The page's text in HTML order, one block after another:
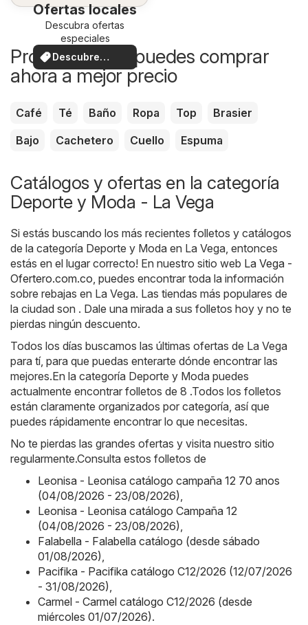
Ofertas locales
Descubra ofertas
especiales
Descubre
ofertas
Productos que puedes comprar
ahora a mejor precio
Café Té Baño Ropa Top
Brasier
Bajo
Cachetero Cuello Espuma
Catálogos y ofertas en la categoría
Deporte y Moda - La Vega
Si estás buscando los más recientes folletos y catálogos
de la categoría Deporte y Moda en La Vega, entonces
estás en el lugar correcto! En nuestro sitio web La Vega -
Ofertero.com.co, puedes encontrar toda la información
sobre rebajas en La Vega. Las tiendas más populares de
la ciudad son . Dale una mirada a sus folletos hoy y no te
pierdas ningún descuento.
Todos los días buscamos las últimas ofertas de La Vega
para tí, para que puedas enterarte dónde encontrar las
mejores.En la categoría Deporte y Moda puedes
actualmente encontrar folletos de 8 .Todos los folletos
están claramente organizados por categoría, así que
puedes rápidamente encontrar lo que necesitas.
No te pierdas las grandes ofertas y visita nuestro sitio
regularmente.Consulta estos folletos de
Leonisa - Leonisa catálogo campaña 12 70 anos
(04/08/2026 - 23/08/2026),
Leonisa - Leonisa catálogo Campaña 12
(04/08/2026 - 23/08/2026),
Falabella - Falabella catálogo (desde sábado
01/08/2026),
Pacifika - Pacifika catálogo C12/2026 (12/07/2026
- 31/08/2026),
Carmel - Carmel catálogo C12/2026 (desde
miércoles 01/07/2026).